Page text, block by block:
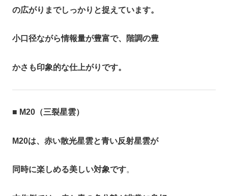
の広がりまでしっかりと捉えています。
小口径ながら情報量が豊富で、階調の豊
かさも印象的な仕上がりです。
■ M20（三裂星雲）
M20は、赤い散光星雲と青い反射星雲が
同時に楽しめる美しい対象です。